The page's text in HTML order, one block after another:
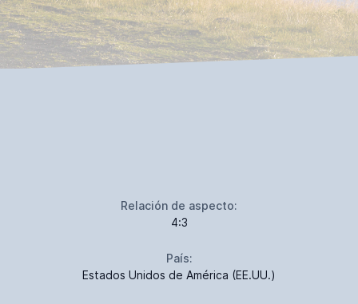
Relación de aspecto:
4:3
País:
Estados Unidos de América (EE.UU.)